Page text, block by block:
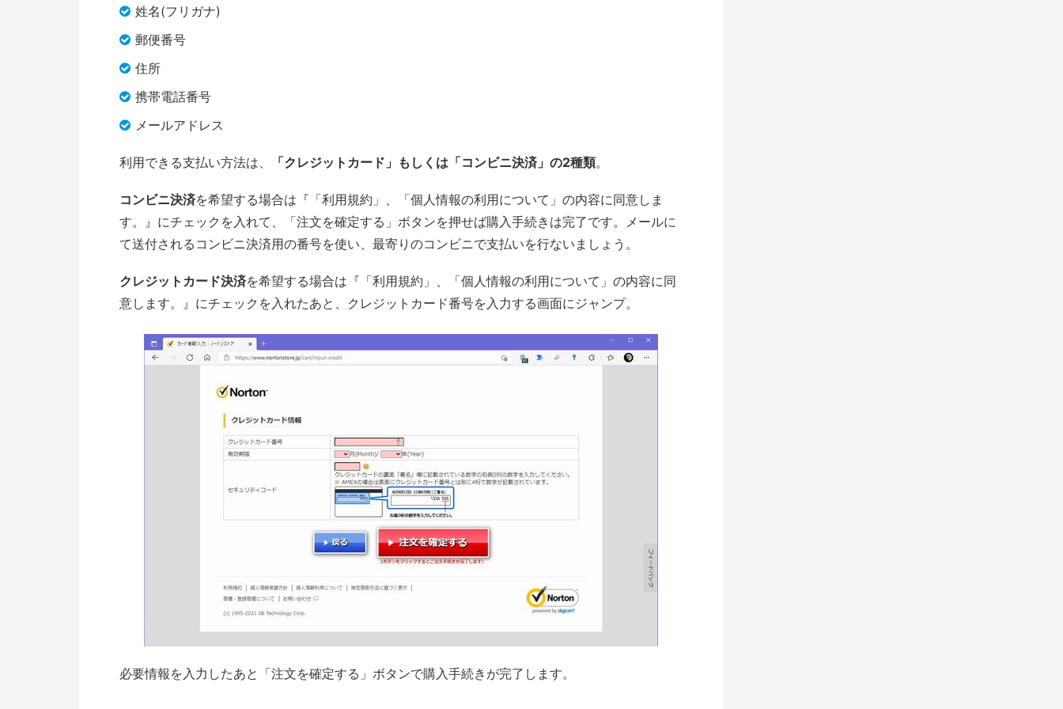
姓名(フリガナ)
郵便番号
住所
携帯電話番号
メールアドレス
利用できる支払い方法は、 「クレジットカード」もしくは「コンビニ決済」の2種類。
コンビニ決済を希望する場合は『「利用規約」、「個人情報の利用について」の内容に同意しま
す。』にチェックを入れて、「注文を確定する」ボタンを押せば購入手続きは完了です。メールに
て送付されるコンビニ決済用の番号を使い、最寄りのコンビニで支払いを行ないましょう。
クレジットカード決済を希望する場合は『「利用規約」、「個人情報の利用について」の内容に同
意します。』にチェックを入れたあと、クレジットカード番号を入力する画面にジャンプ。
必要情報を入力したあと「注文を確定する」ボタンで購入手続きが完了します。